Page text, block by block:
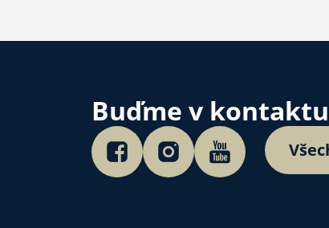
Buďme v kontaktu